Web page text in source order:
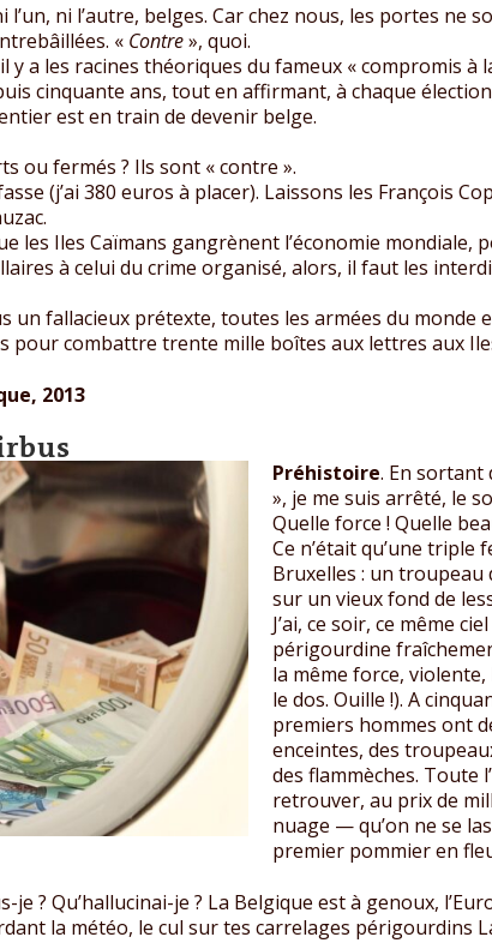
l’un, ni l’autre, belges. Car chez nous, les portes ne
« Contre», quoi.
y a les racines théoriques du fameux « compromis
cinquante ans, tout en affirmant, à chaque
est en train de devenir belge.
ou fermés ? Ils sont « contre ».
(j’ai 380 euros à placer). Laissons les François
les Iles Caïmans gangrènent l’économie
à celui du crime organisé, alors, il faut les
un fallacieux prétexte, toutes les armées du
pour combattre trente mille boîtes aux lettres aux
2013
Préhistoire. En sortant
», je me suis arrêté, le
Quelle force ! Quelle
Ce n’était qu’une
Bruxelles : un troupeau
sur un vieux fond de
J’ai, ce soir, ce même
périgourdine
la même force,
le dos. Ouille !). A
premiers hommes ont
enceintes, des
des flammèches. Toute
retrouver, au prix de
nuage — qu’on ne se
premier pommier en
je ? Qu’hallucinai-je ? La Belgique est à genoux,
la météo, le cul sur tes carrelages périgourdins